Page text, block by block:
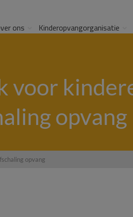
ons Kinderopvangorganisatie
voor
opvang
opvang